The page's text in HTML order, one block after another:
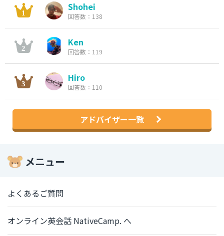
Shohei
回答数：138
Ken
回答数：119
Hiro
回答数：110
アドバイザー一覧
メニュー
よくあるご質問
オンライン英会話 NativeCamp. へ